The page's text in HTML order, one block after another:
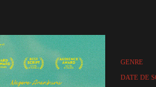
GENRE
DATE DE